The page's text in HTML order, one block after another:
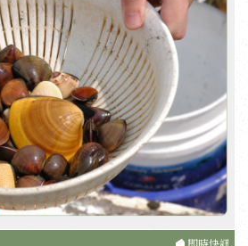
即時快訊